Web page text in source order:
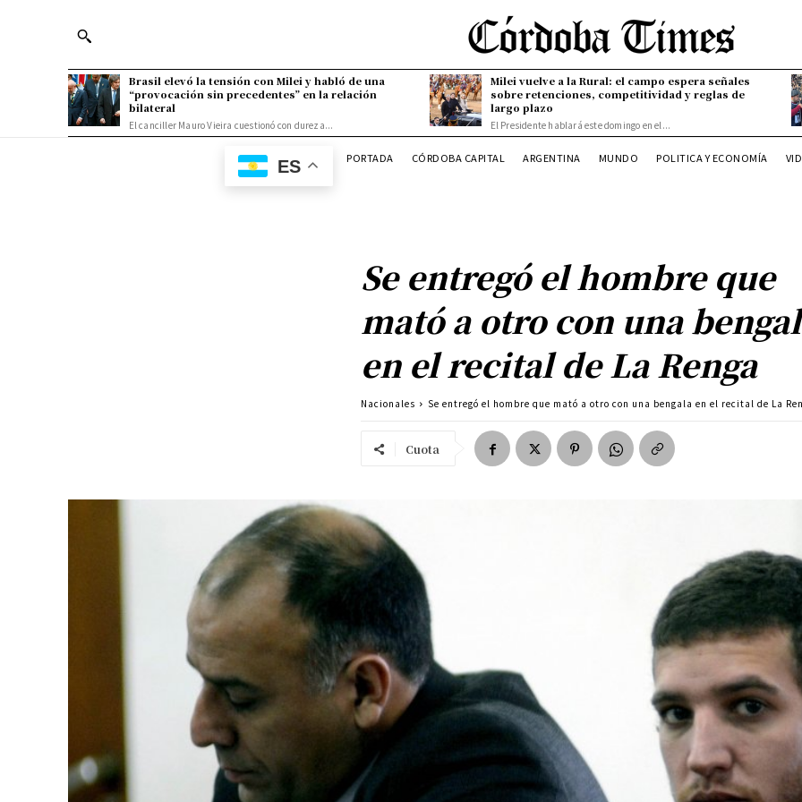
Brasil elevó la tensión con Milei y habló de una
“provocación sin precedentes” en la relación
bilateral
El canciller Mauro Vieira cuestionó con dureza...
Milei vuelve a la Rural: el campo espera señales
sobre retenciones, competitividad y reglas de
largo plazo
El Presidente hablará este domingo en el...
ES PORTADA CÓRDOBA CAPITAL ARGENTINA MUNDO POLITICA Y ECONOMÍA
Se entregó el hombre que
mató a otro con una
en el recital de La Renga
Nacionales Se entregó el hombre que mató a otro con una bengala en el recital de La
Cuota